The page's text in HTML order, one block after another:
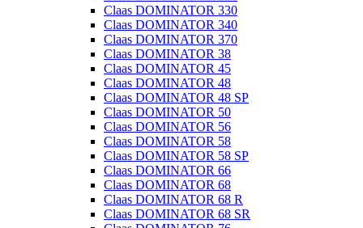
Claas DOMINATOR 330
Claas DOMINATOR 340
Claas DOMINATOR 370
Claas DOMINATOR 38
Claas DOMINATOR 45
Claas DOMINATOR 48
Claas DOMINATOR 48 SP
Claas DOMINATOR 50
Claas DOMINATOR 56
Claas DOMINATOR 58
Claas DOMINATOR 58 SP
Claas DOMINATOR 66
Claas DOMINATOR 68
Claas DOMINATOR 68 R
Claas DOMINATOR 68 SR